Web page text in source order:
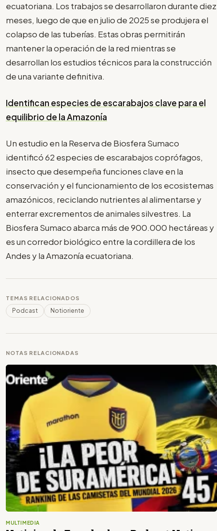
ecuatoriana. Los trabajos se desarrollaron durante diez
meses, luego de que en julio de 2025 se produjera el
colapso de las tuberías. Estas obras permitirán
mantener la operación de la red mientras se
desarrollan los estudios técnicos para la construcción
de una variante definitiva.
Identifican especies de escarabajos clave para el
equilibrio de la Amazonía
Un estudio en la Reserva de Biosfera Sumaco
identificó 62 especies de escarabajos coprófagos,
insecto que desempeña funciones clave en la
conservación y el funcionamiento de los ecosistemas
amazónicos, reciclando nutrientes al alimentarse y
enterrar excrementos de animales silvestres. La
Biosfera Sumaco abarca más de 900.000 hectáreas y
es un corredor biológico entre la cordillera de los
Andes y la Amazonía ecuatoriana.
TEMAS RELACIONADOS
Podcast Notioriente
NOTAS RELACIONADAS
MULTIMEDIA